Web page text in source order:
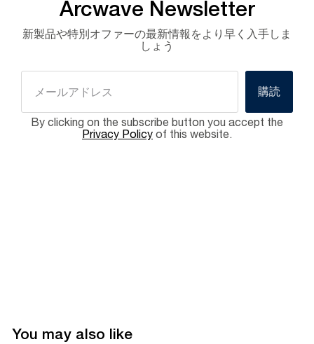
Arcwave Newsletter
新製品や特別オファーの最新情報をより早く入手しま
しょう
購読
By clicking on the subscribe button you accept the
Privacy Policy of this website.
You may also like